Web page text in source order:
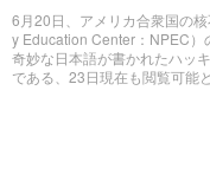
6月20日、アメリカ合衆国の
y Education Center：NPEC）
奇妙な日本語が書かれたハッ
である、23日現在も閲覧可能